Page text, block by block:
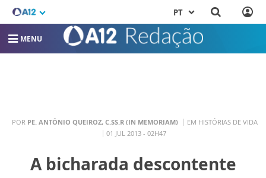
PT
MENU
POR PE. ANTÔNIO QUEIROZ, C.SS.R (IN MEMORIAM)
EM HISTÓRIAS DE VIDA
01 JUL 2013 - 02H47
A bicharada descontente